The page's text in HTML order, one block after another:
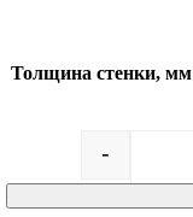
Толщина стенки, мм
-